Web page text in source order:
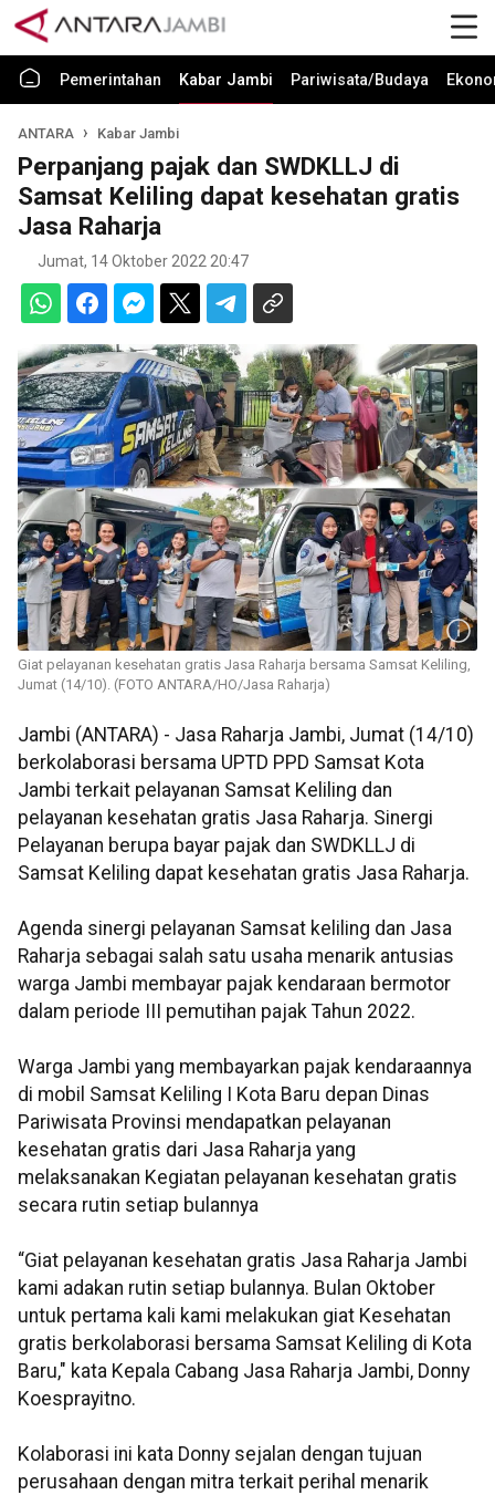
Pemerintahan Kabar Jambi Pariwisata/Budaya
ANTARA Kabar Jambi
Perpanjang pajak dan SWDKLLJ di
Samsat Keliling dapat kesehatan gratis
Jasa Raharja
Jumat, 14 Oktober 2022 20:47
Giat pelayanan kesehatan gratis Jasa Raharja bersama Samsat Keliling,
Jumat (14/10). (FOTO ANTARA/HO/Jasa Raharja)
Jambi (ANTARA) - Jasa Raharja Jambi, Jumat (14/10)
berkolaborasi bersama UPTD PPD Samsat Kota
Jambi terkait pelayanan Samsat Keliling dan
pelayanan kesehatan gratis Jasa Raharja. Sinergi
Pelayanan berupa bayar pajak dan SWDKLLJ di
Samsat Keliling dapat kesehatan gratis Jasa Raharja.
Agenda sinergi pelayanan Samsat keliling dan Jasa
Raharja sebagai salah satu usaha menarik antusias
warga Jambi membayar pajak kendaraan bermotor
dalam periode III pemutihan pajak Tahun 2022.
Warga Jambi yang membayarkan pajak kendaraannya
di mobil Samsat Keliling I Kota Baru depan Dinas
Pariwisata Provinsi mendapatkan pelayanan
kesehatan gratis dari Jasa Raharja yang
melaksanakan Kegiatan pelayanan kesehatan gratis
secara rutin setiap bulannya
“Giat pelayanan kesehatan gratis Jasa Raharja Jambi
kami adakan rutin setiap bulannya. Bulan Oktober
untuk pertama kali kami melakukan giat Kesehatan
gratis berkolaborasi bersama Samsat Keliling di Kota
Baru," kata Kepala Cabang Jasa Raharja Jambi, Donny
Koesprayitno.
Kolaborasi ini kata Donny sejalan dengan tujuan
perusahaan dengan mitra terkait perihal menarik